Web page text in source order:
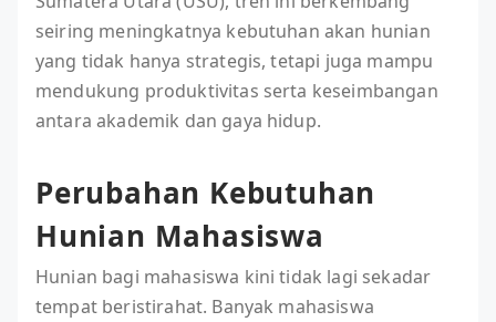
seiring meningkatnya kebutuhan akan hunian
yang tidak hanya strategis, tetapi juga mampu
mendukung produktivitas serta keseimbangan
antara akademik dan gaya hidup.
Perubahan Kebutuhan
Hunian Mahasiswa
Hunian bagi mahasiswa kini tidak lagi sekadar
tempat beristirahat. Banyak mahasiswa